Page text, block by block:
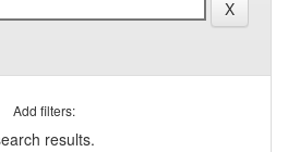
Add filters:
results.